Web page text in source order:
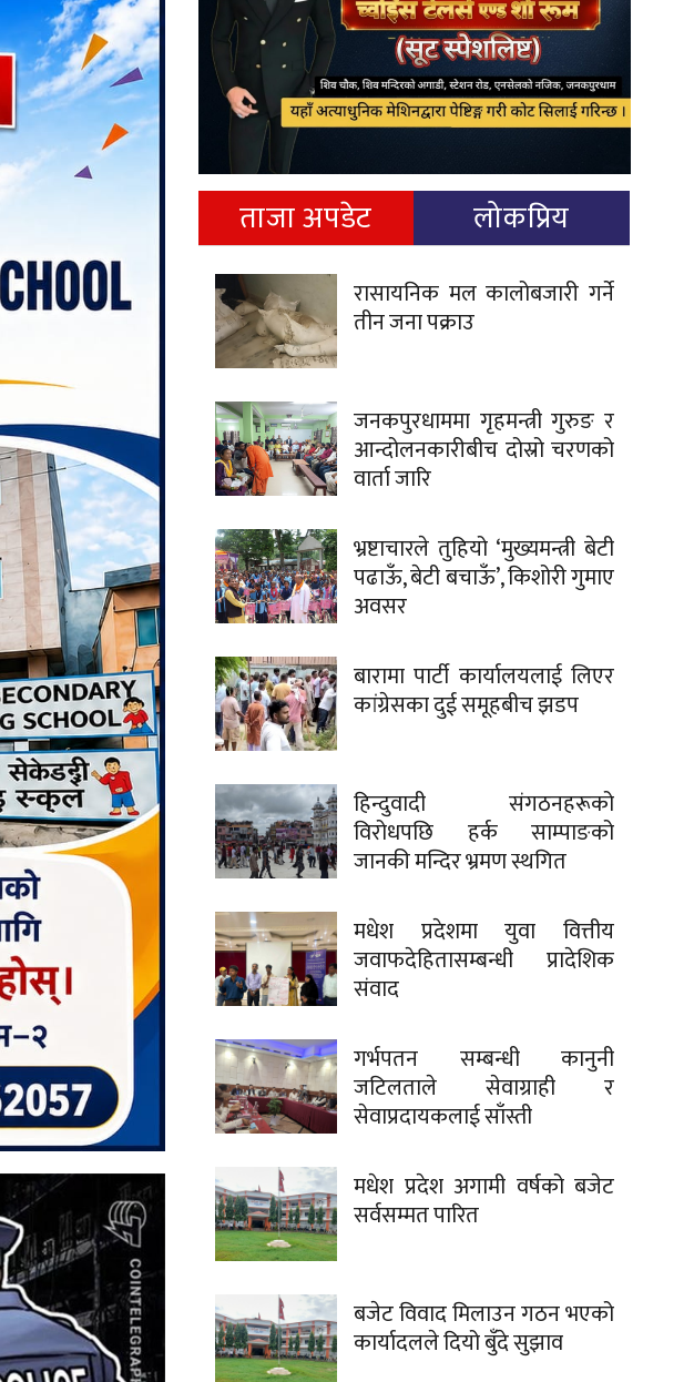
ताजा अपडेट लोकप्रिय
रासायनिक मल कालोबजारी गर्ने
तीन जना पक्राउ
जनकपुरधाममा गृहमन्त्री गुरुङ र
आन्दोलनकारीबीच दोस्रो चरणको
वार्ता जारि
भ्रष्टाचारले तुहियो ‘मुख्यमन्त्री बेटी
पढाऊँ, बेटी बचाऊँ’, किशोरी गुमाए
अवसर
बारामा पार्टी कार्यालयलाई लिएर
कांग्रेसका दुई समूहबीच झडप
हिन्दुवादी संगठनहरूको
विरोधपछि हर्क साम्पाङको
जानकी मन्दिर भ्रमण स्थगित
मधेश प्रदेशमा युवा वित्तीय
जवाफदेहितासम्बन्धी प्रादेशिक
संवाद
गर्भपतन सम्बन्धी कानुनी
जटिलताले सेवाग्राही र
सेवाप्रदायकलाई साँस्ती
मधेश प्रदेश अगामी वर्षको बजेट
सर्वसम्मत पारित
बजेट विवाद मिलाउन गठन भएको
कार्यादलले दियो बुँदे सुझाव